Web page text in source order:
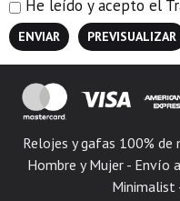
He leído y acepto el
Relojes y gafas 100%
Hombre y Mujer - Envío
Minimalist